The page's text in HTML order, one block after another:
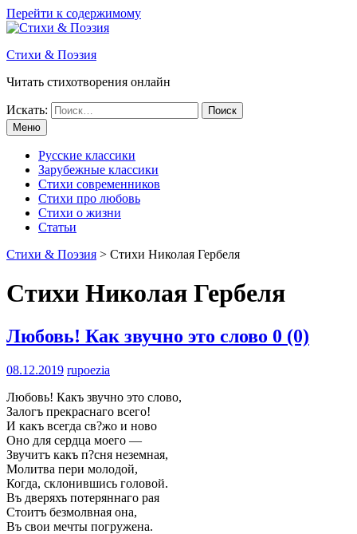
Перейти к содержимому
Стихи & Поэзия
Читать стихотворения онлайн
Искать:
Меню
Русские классики
Зарубежные классики
Стихи современников
Стихи про любовь
Стихи о жизни
Статьи
Стихи & Поэзия > Стихи Николая Гербеля
Стихи Николая Гербеля
Любовь! Как звучно это слово 0 (0)
08.12.2019 rupoezia
Любовь! Какъ звучно это слово,
Залогъ прекраснаго всего!
И какъ всегда св?жо и ново
Оно для сердца моего —
Звучитъ какъ п?сня неземная,
Молитва пери молодой,
Когда, склонившись головой.
Въ дверяхъ потеряннаго рая
Стоитъ безмолвная она,
Въ свои мечты погружена.